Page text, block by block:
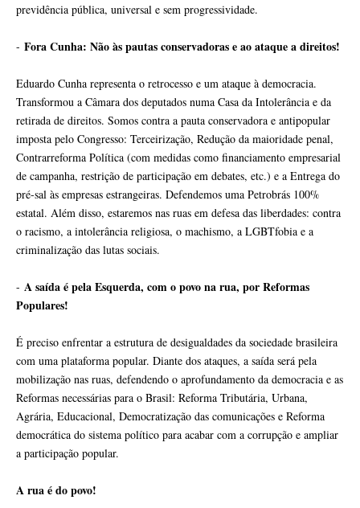
previdência pública, universal e sem progressividade.
- Fora Cunha: Não às pautas conservadoras e ao ataque a direitos!
Eduardo Cunha representa o retrocesso e um ataque à democracia.
Transformou a Câmara dos deputados numa Casa da Intolerância e da
retirada de direitos. Somos contra a pauta conservadora e antipopular
imposta pelo Congresso: Terceirização, Redução da maioridade penal,
Contrarreforma Política (com medidas como financiamento empresarial
de campanha, restrição de participação em debates, etc.) e a Entrega do
pré-sal às empresas estrangeiras. Defendemos uma Petrobrás 100%
estatal. Além disso, estaremos nas ruas em defesa das liberdades: contra
o racismo, a intolerância religiosa, o machismo, a LGBTfobia e a
criminalização das lutas sociais.
- A saída é pela Esquerda, com o povo na rua, por Reformas
Populares!
É preciso enfrentar a estrutura de desigualdades da sociedade brasileira
com uma plataforma popular. Diante dos ataques, a saída será pela
mobilização nas ruas, defendendo o aprofundamento da democracia e as
Reformas necessárias para o Brasil: Reforma Tributária, Urbana,
Agrária, Educacional, Democratização das comunicações e Reforma
democrática do sistema político para acabar com a corrupção e ampliar
a participação popular.
A rua é do povo!